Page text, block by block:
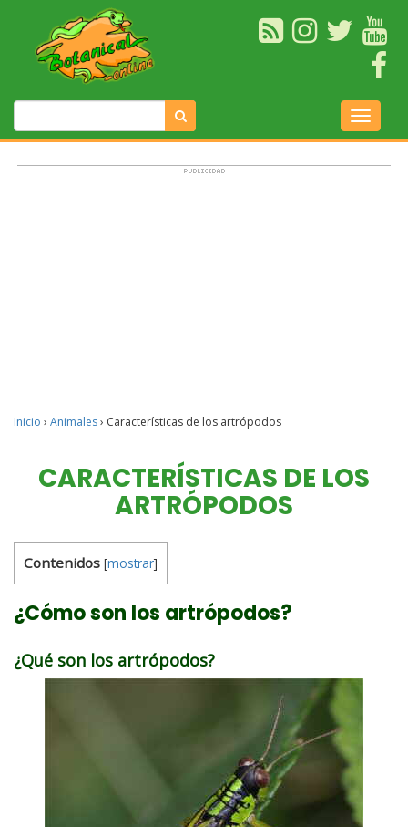
Inicio › Animales› Características de los artrópodos
CARACTERÍSTICAS DE LOS
ARTRÓPODOS
Contenidos [mostrar]
¿Cómo son los artrópodos?
¿Qué son los artrópodos?